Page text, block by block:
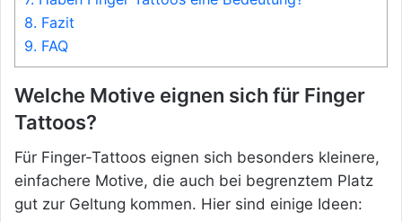
8. Fazit
9. FAQ
Welche Motive eignen sich für Finger
Tattoos?
Für Finger-Tattoos eignen sich besonders kleinere,
einfachere Motive, die auch bei begrenztem Platz
gut zur Geltung kommen. Hier sind einige Ideen: